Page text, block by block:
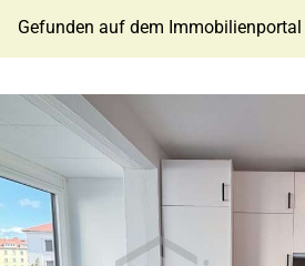
Gefunden auf dem